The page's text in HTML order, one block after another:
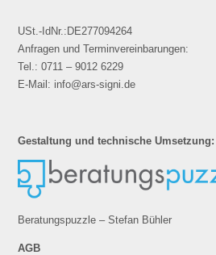
USt.-IdNr.:DE277094264
Anfragen und Terminvereinbarungen:
Tel.: 0711 – 9012 6229
E-Mail: info@ars-signi.de
Gestaltung und technische Umsetzung:
Beratungspuzzle – Stefan Bühler
AGB